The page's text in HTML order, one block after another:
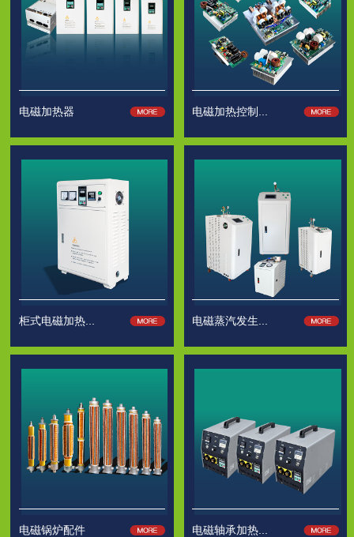
电磁加热器 电磁加热控制...
柜式电磁加热... 电磁蒸汽发生...
电磁锅炉配件 电磁轴承加热...